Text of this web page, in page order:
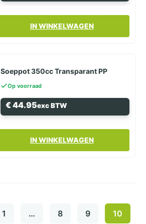
IN WINKELWAGEN
Soeppot 350cc Transparant PP
Op voorraad
€44.95exc BTW
IN WINKELWAGEN
1 … 8 9 10